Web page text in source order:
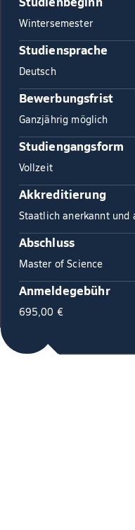
Wintersemester
Studiensprache
Deutsch
Bewerbungsfrist
Ganzjährig möglich
Studiengangsform
Vollzeit
Akkreditierung
Staatlich anerkannt und
Abschluss
Master of Science
Anmeldegebühr
695,00 €